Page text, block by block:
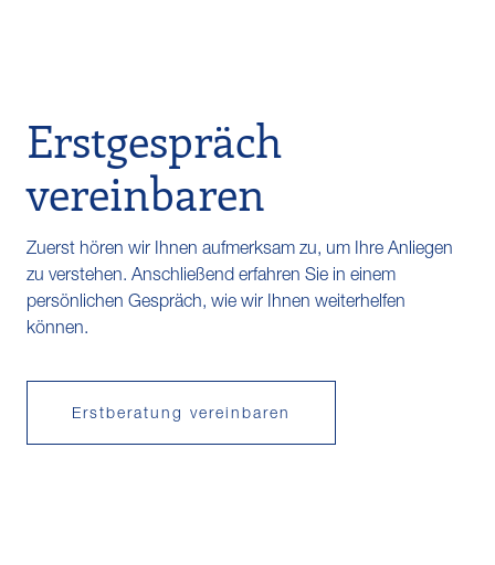
Erstgespräch
vereinbaren
Zuerst hören wir Ihnen aufmerksam zu, um Ihre Anliegen
zu verstehen. Anschließend erfahren Sie in einem
persönlichen Gespräch, wie wir Ihnen weiterhelfen
können.
Erstberatung vereinbaren